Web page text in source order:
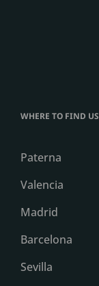
WHERE TO FIND US
Paterna
Valencia
Madrid
Barcelona
Sevilla